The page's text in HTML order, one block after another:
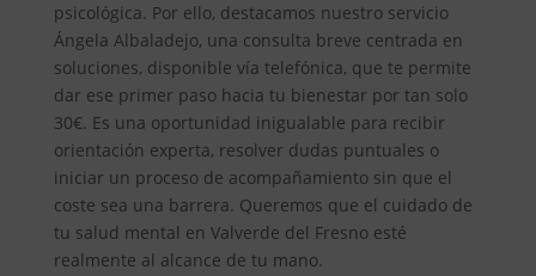
psicológica. Por ello, destacamos nuestro servicio
Ángela Albaladejo, una consulta breve centrada en
soluciones, disponible vía telefónica, que te permite
dar ese primer paso hacia tu bienestar por tan solo
30€. Es una oportunidad inigualable para recibir
orientación experta, resolver dudas puntuales o
iniciar un proceso de acompañamiento sin que el
coste sea una barrera. Queremos que el cuidado de
tu salud mental en Valverde del Fresno esté
realmente al alcance de tu mano.